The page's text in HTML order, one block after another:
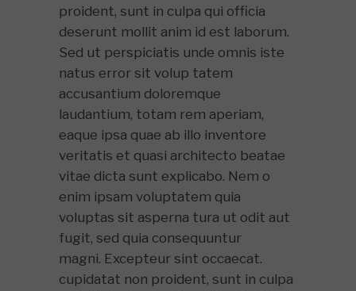
proident, sunt in culpa qui officia
deserunt mollit anim id est laborum.
Sed ut perspiciatis unde omnis iste
natus error sit volup tatem
accusantium doloremque
laudantium, totam rem aperiam,
eaque ipsa quae ab illo inventore
veritatis et quasi architecto beatae
vitae dicta sunt explicabo. Nem o
enim ipsam voluptatem quia
voluptas sit asperna tura ut odit aut
fugit, sed quia consequuntur
magni. Excepteur sint occaecat.
cupidatat non proident, sunt in culpa